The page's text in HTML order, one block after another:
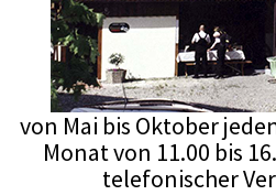
von Mai bis Oktober
Monat von 11.00 bis
telefonischer